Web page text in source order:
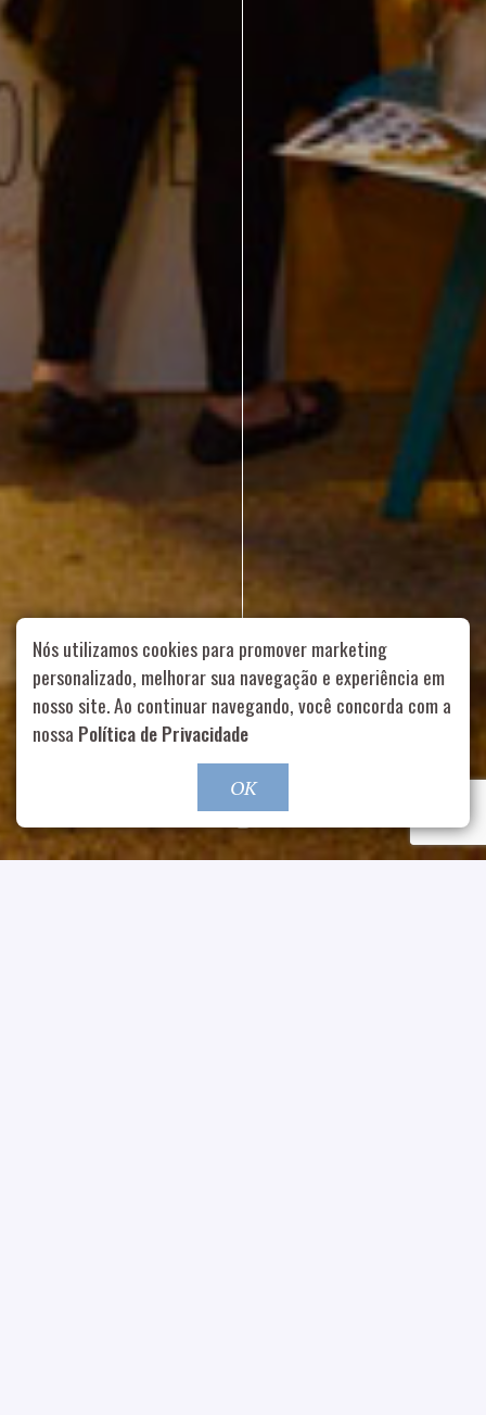
Rua Aurélia, 1714 – Vila Romana, São Paulo – SP | 55 11
99178-5848 | contato@nucleofood.com
Role para continar
Nós utilizamos cookies para promover marketing
personalizado, melhorar sua navegação e experiência em
nosso site. Ao continuar navegando, você concorda com a
nossa Política de Privacidade
OK